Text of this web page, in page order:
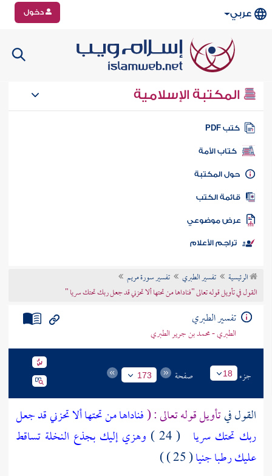
عربي دخول
المكتبة الإسلامية
كتب PDF
كتاب الأمة
المكتبة
الكتب
موضوعي
تراجم الأعلام
الرئيسية تفسير الطبري
تفسير سورة مريم
القول في تأويل قوله تعالى "فناداها من تحتها ألا تحزني قد جعل ربك تحتك سريا "
تفسير الطبري
الطبري - محمد بن جرير الطبري
جزء 18 صفحة 173
القول فيتأويل قوله تعالى : (فناداها من تحتها ألا تحزني قد جعل
ربك تحتك سريا ( 24 )
وهزي إليك بجذع النخلة تساقط
عليك رطبا جنيا( 25 ) )